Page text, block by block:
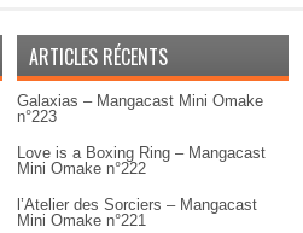
ARTICLES RÉCENTS
Galaxias – Mangacast Mini Omake
n°223
Love is a Boxing Ring – Mangacast
Mini Omake n°222
l’Atelier des Sorciers – Mangacast
Mini Omake n°221